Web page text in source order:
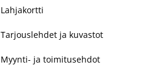
Lahjakortti
Tarjouslehdet ja kuvastot
Myynti- ja toimitusehdot